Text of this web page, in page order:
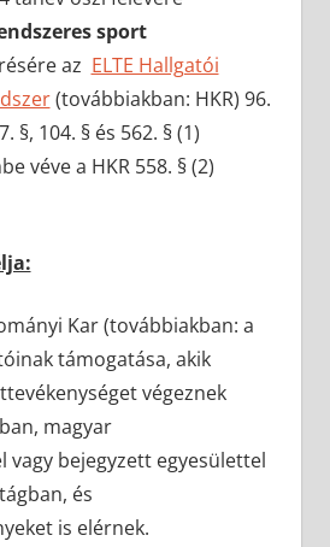
sport
az ELTE Hallgatói
(továbbiakban: HKR) 96.
§, 104. § és 562. § (1)
véve a HKR 558. § (2)
Kar (továbbiakban: a
támogatása, akik
végeznek
magyar
vagy bejegyzett egyesülettel
és
is elérnek.